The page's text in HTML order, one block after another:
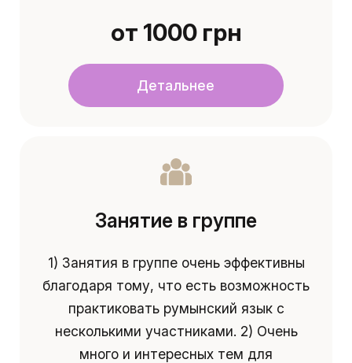
от 1000 грн
Детальнее
Занятие в группе
1) Занятия в группе очень эффективны
благодаря тому, что есть возможность
практиковать румынский язык с
несколькими участниками. 2) Очень
много и интересных тем для